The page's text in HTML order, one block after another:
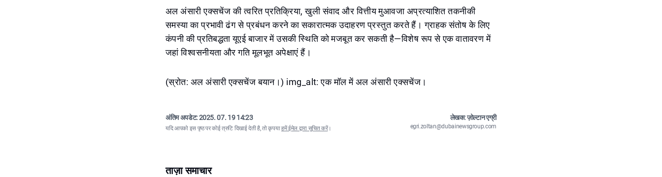
अल अंसारी एक्सचेंज की त्वरित प्रतिक्रिया, खुली संवाद और वित्तीय मुआवजा अप्रत्याशित तकनीकी
समस्या का प्रभावी ढंग से प्रबंधन करने का सकारात्मक उदाहरण प्रस्तुत करते हैं। ग्राहक संतोष के लिए
कंपनी की प्रतिबद्धता यूएई बाजार में उसकी स्थिति को मजबूत कर सकती है—विशेष रूप से एक वातावरण में
जहां विश्वसनीयता और गति मूलभूत अपेक्षाएं हैं।
(स्रोत: अल अंसारी एक्सचेंज बयान।) img_alt: एक मॉल में अल अंसारी एक्सचेंज।
अंतिम अपडेट:2025. 07. 19 14:23
यदि आपको इस पृष्ठ पर कोई त्रुटि दिखाई देती है, तो कृपयाहमें ईमेल द्वारा सूचित करें।
लेखक: ज़ोल्टान एग्री
egri.zoltan@dubainewsgroup.com
ताज़ा समाचार